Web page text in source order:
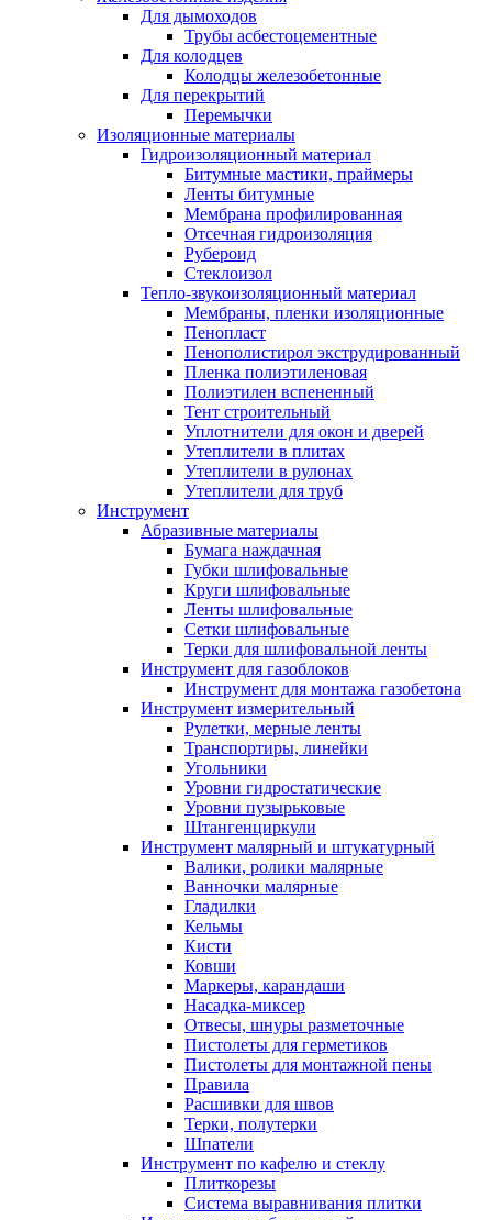
Для дымоходов
Трубы асбестоцементные
Для колодцев
Колодцы железобетонные
Для перекрытий
Перемычки
Изоляционные материалы
Гидроизоляционный материал
Битумные мастики, праймеры
Ленты битумные
Мембрана профилированная
Отсечная гидроизоляция
Рубероид
Стеклоизол
Тепло-звукоизоляционный материал
Мембраны, пленки изоляционные
Пенопласт
Пенополистирол экструдированный
Пленка полиэтиленовая
Полиэтилен вспененный
Тент строительный
Уплотнители для окон и дверей
Утеплители в плитах
Утеплители в рулонах
Утеплители для труб
Инструмент
Абразивные материалы
Бумага наждачная
Губки шлифовальные
Круги шлифовальные
Ленты шлифовальные
Сетки шлифовальные
Терки для шлифовальной ленты
Инструмент для газоблоков
Инструмент для монтажа газобетона
Инструмент измерительный
Рулетки, мерные ленты
Транспортиры, линейки
Угольники
Уровни гидростатические
Уровни пузырьковые
Штангенциркули
Инструмент малярный и штукатурный
Валики, ролики малярные
Ванночки малярные
Гладилки
Кельмы
Кисти
Ковши
Маркеры, карандаши
Насадка-миксер
Отвесы, шнуры разметочные
Пистолеты для герметиков
Пистолеты для монтажной пены
Правила
Расшивки для швов
Терки, полутерки
Шпатели
Инструмент по кафелю и стеклу
Плиткорезы
Система выравнивания плитки